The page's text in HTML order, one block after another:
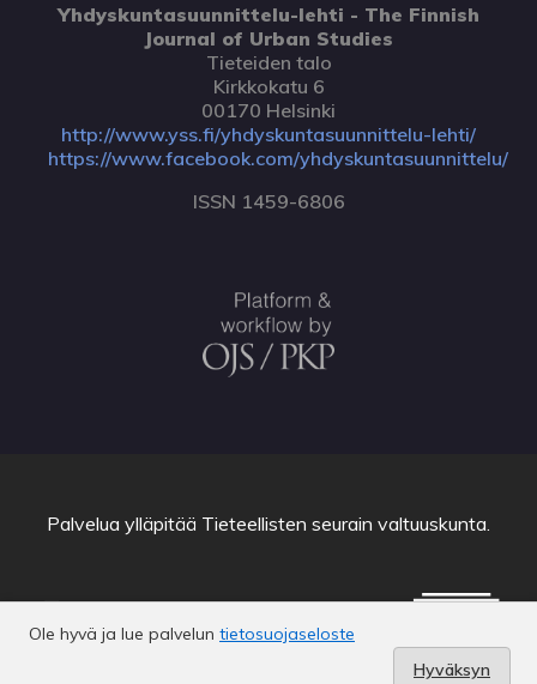
Yhdyskuntasuunnittelu-lehti - The Finnish
Journal of Urban Studies
Tieteiden talo
Kirkkokatu 6
00170 Helsinki
http://www.yss.fi/yhdyskuntasuunnittelu-lehti/
https://www.facebook.com/yhdyskuntasuunnittelu/
ISSN 1459-6806
Ole hyvä ja lue palvelun tietosuojaseloste
Hyväksyn
Palvelua ylläpitää Tieteellisten seurain valtuuskunta.